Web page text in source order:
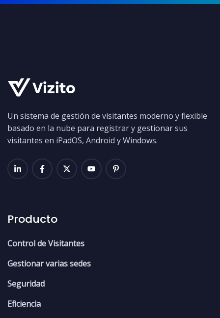
Un sistema de gestión de visitantes moderno y flexible
basado en la nube para registrar y gestionar sus
visitantes en iPadOS, Android y Windows.
Producto
Control de Visitantes
Gestionar varias sedes
Seguridad
Eficiencia